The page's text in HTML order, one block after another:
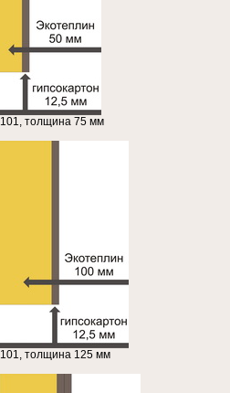
толщина 75 мм
толщина 125 мм